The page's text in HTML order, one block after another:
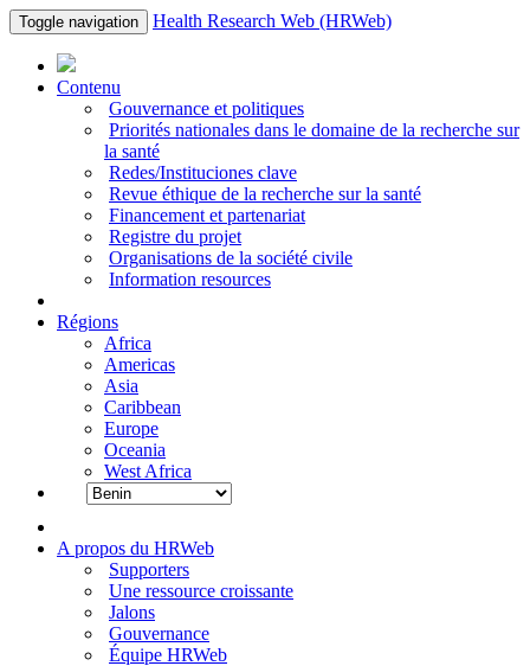
Toggle navigation Health Research Web (HRWeb)
Contenu
Gouvernance et politiques
Priorités nationales dans le domaine de la recherche sur
la santé
Redes/Instituciones clave
Revue éthique de la recherche sur la santé
Financement et partenariat
Registre du projet
Organisations de la société civile
Information resources
Régions
Africa
Americas
Asia
Caribbean
Europe
Oceania
West Africa
A propos du HRWeb
Supporters
Une ressource croissante
Jalons
Gouvernance
Équipe HRWeb